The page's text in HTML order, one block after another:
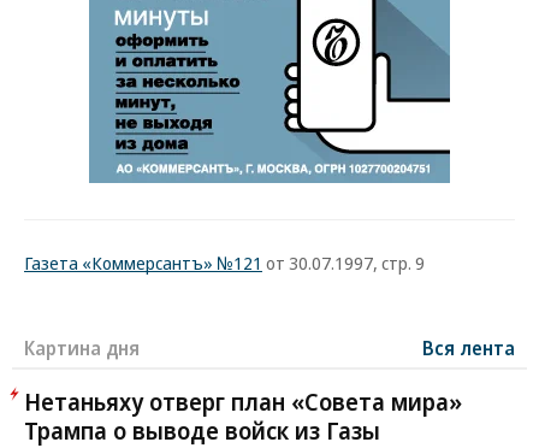
Газета «Коммерсантъ» №121 от 30.07.1997, стр. 9
Картина дня Вся лента
Нетаньяху отверг план «Совета мира»
Трампа о выводе войск из Газы